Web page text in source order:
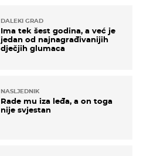
DALEKI GRAD
Ima tek šest godina, a već je
jedan od najnagrađivanijih
dječjih glumaca
NASLJEDNIK
Rade mu iza leđa, a on toga
nije svjestan